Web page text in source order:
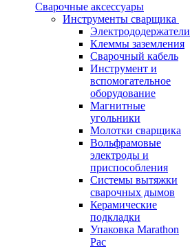
Сварочные аксессуары
Инструменты сварщика
Электрододержатели
Клеммы заземления
Сварочный кабель
Инструмент и
вспомогательное
оборудование
Магнитные
угольники
Молотки сварщика
Вольфрамовые
электроды и
приспособления
Системы вытяжки
сварочных дымов
Керамические
подкладки
Упаковка Marathon
Pac